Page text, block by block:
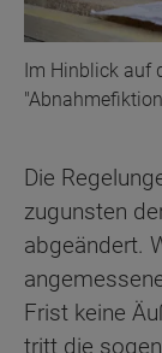
Im Hinblick auf
Die
zugunsten
abgeändert.
Frist keine
tritt die